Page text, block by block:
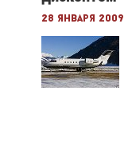
28 января 2009